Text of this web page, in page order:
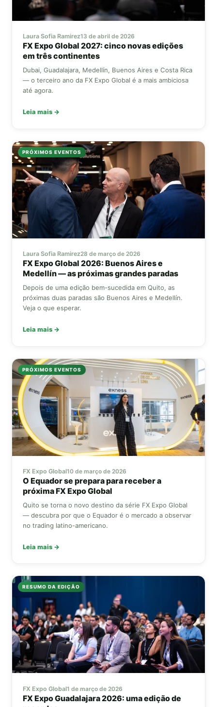
Laura Sofia Ramirez13 de abril de 2026
FX Expo Global 2027: cinco novas edições
em três continentes
Dubai, Guadalajara, Medellín, Buenos Aires e Costa Rica
— o terceiro ano da FX Expo Global é a mais ambiciosa
até agora.
Leia mais →
PRÓXIMOS EVENTOS
Laura Sofia Ramirez28 de março de 2026
FX Expo Global 2026: Buenos Aires e
Medellín — as próximas grandes paradas
Depois de uma edição bem-sucedida em Quito, as
próximas duas paradas são Buenos Aires e Medellín.
Veja o que esperar.
Leia mais →
PRÓXIMOS EVENTOS
FX Expo Global10 de março de 2026
O Equador se prepara para receber a
próximaFX Expo Global
Quito se torna o novo destino da série FX Expo Global
— descubra por que o Equador é o mercado a observar
no trading latino-americano.
Leia mais →
RESUMO DA EDIÇÃO
FX Expo Global1 de março de 2026
FX ExpoGuadalajara 2026: uma edição de